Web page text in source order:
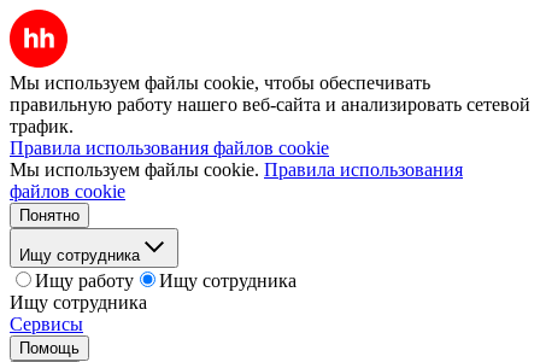
Мы используем файлы cookie, чтобы обеспечивать
правильную работу нашего веб-сайта и анализировать сетевой
трафик.
Правила использования файлов cookie
Мы используем файлы cookie. Правила использования
файлов cookie
Понятно
Ищу сотрудника
Ищу работу
Ищу сотрудника
Ищу сотрудника
Сервисы
Помощь